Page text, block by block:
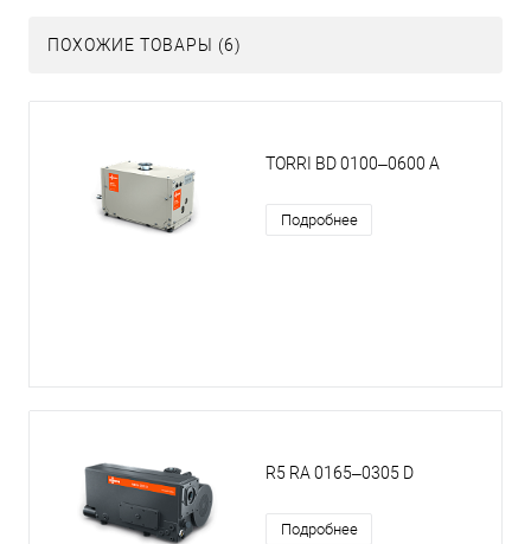
ПОХОЖИЕ ТОВАРЫ (6)
TORRI BD 0100–0600 A
Подробнее
R5 RA 0165–0305 D
Подробнее